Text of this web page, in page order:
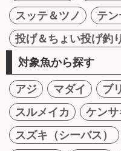
スッテ＆ツノ
テン
投げ＆ちょい投げ釣
対象魚から探す
アジ マダイ ブリ
スルメイカ
ケンサ
スズキ（シーバス）